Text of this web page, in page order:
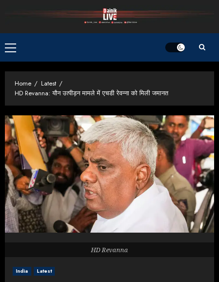
Primary
Menu
Home
Latest
HD Revanna: यौन उत्पीड़न मामले में एचडी रेवन्ना को मिली जमानत
India Latest
HD Revanna